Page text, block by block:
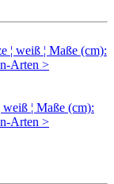
¦ Maße (cm):
Arten >